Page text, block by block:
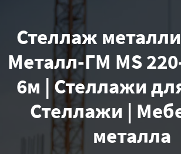
Стеллаж
Металл-ГМ MS
6м | Стеллажи
Стеллажи |
металла